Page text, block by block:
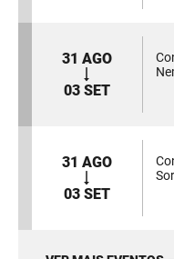
31 AGO
03 SET
31 AGO
03 SET